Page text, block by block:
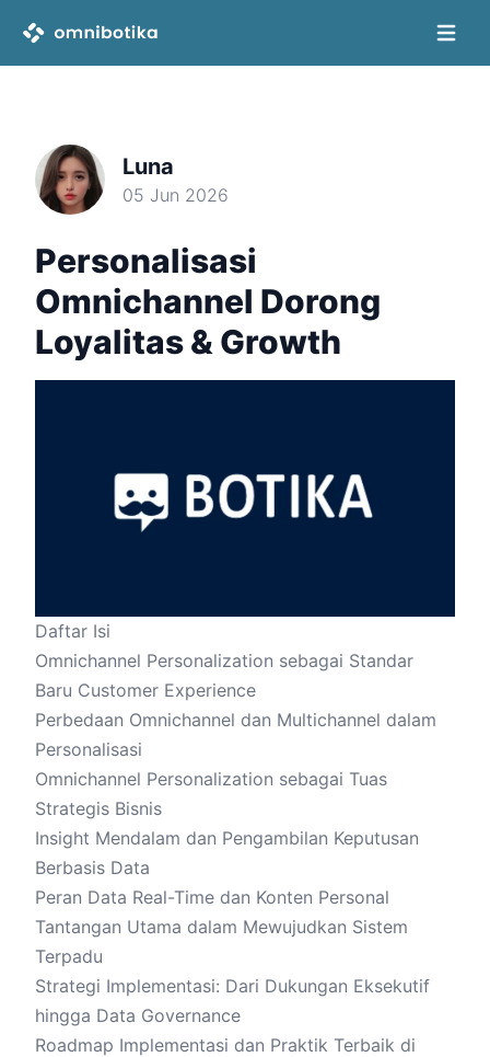
Open
Luna
05 Jun 2026
Personalisasi
Omnichannel Dorong
Loyalitas & Growth
Daftar Isi
Omnichannel Personalization sebagai Standar
Baru Customer Experience
Perbedaan Omnichannel dan Multichannel dalam
Personalisasi
Omnichannel Personalization sebagai Tuas
Strategis Bisnis
Insight Mendalam dan Pengambilan Keputusan
Berbasis Data
Peran Data Real-Time dan Konten Personal
Tantangan Utama dalam Mewujudkan Sistem
Terpadu
Strategi Implementasi: Dari Dukungan Eksekutif
hingga Data Governance
Roadmap Implementasi dan Praktik Terbaik di